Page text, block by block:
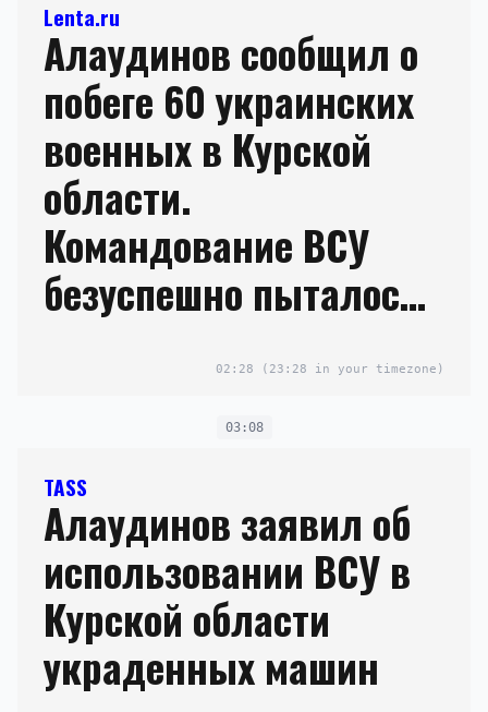
Lenta.ru
Алаудинов сообщил о
побеге 60 украинских
военных в Курской
области.
Командование ВСУ
безуспешно пыталось
02:28 (23:28 in your timezone)
03:08
TASS
Алаудинов заявил об
использовании ВСУ в
Курской области
украденных машин